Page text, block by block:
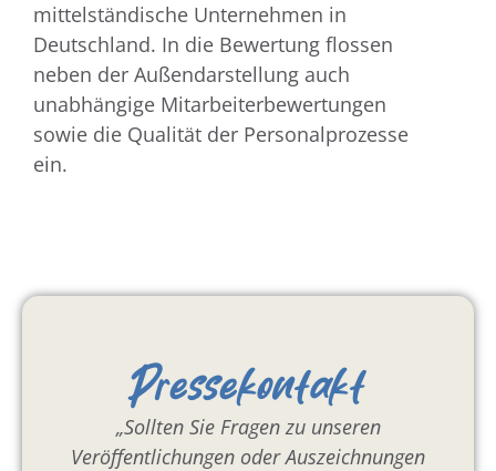
mittelständische Unternehmen in
Deutschland. In die Bewertung flossen
neben der Außendarstellung auch
unabhängige Mitarbeiterbewertungen
sowie die Qualität der Personalprozesse
ein.
Pressekontakt
„Sollten Sie Fragen zu unseren
Veröffentlichungen oder Auszeichnungen